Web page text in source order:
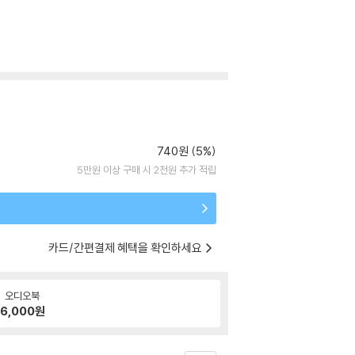
740원 (5%)
5만원 이상 구매 시 2천원 추가 적립
카드/간편결제 혜택을 확인하세요
오디오북
6,000원